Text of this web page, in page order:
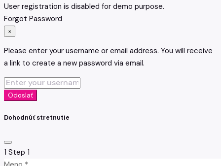
User registration is disabled for demo purpose.
Forgot Password
×
Please enter your username or email address. You will receive
a link to create a new password via email.
Odoslať
Dohodnúť stretnutie
1 Step 1